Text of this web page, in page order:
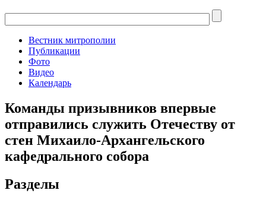
Вестник митрополии
Публикации
Фото
Видео
Календарь
Команды призывников впервые
отправились служить Отечеству от
стен Михаило-Архангельского
кафедрального собора
Разделы